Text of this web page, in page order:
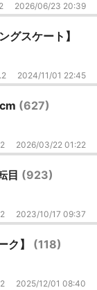
2026/06/23 20:39
グスケート】
2024/11/01 22:45
(627)
2026/03/22 01:22
目 (923)
2023/10/17 09:37
ク】 (118)
2025/12/01 08:40